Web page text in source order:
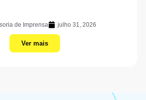
de Imprensa julho 31, 2026
Ver mais